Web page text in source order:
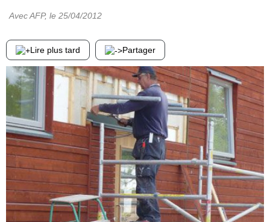
Avec AFP, le 25/04/2012
Lire plus tard Partager